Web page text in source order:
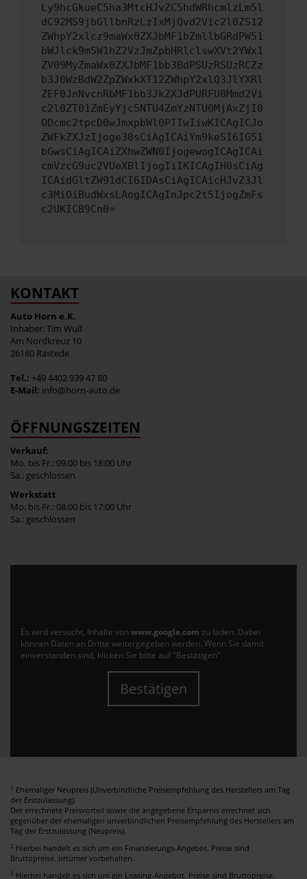
Ly9hcGkueC5ha3MtcHJvZC5hdWRhcmlzLm5l
dC92MS9jbGllbnRzLzIxMjQvd2Vic2l0ZS12
ZWhpY2xlcz9maWx0ZXJbMF1bZmllbGRdPW51
bWJlck9mSW1hZ2VzJmZpbHRlclswXVt2YWx1
ZV09MyZmaWx0ZXJbMF1bb3BdPSUzRSUzRCZz
b3J0WzBdW2ZpZWxkXT12ZWhpY2xlQ3JlYXRl
ZEF0JnNvcnRbMF1bb3JkZXJdPURFU0Mmd2Vi
c2l0ZT01ZmEyYjc5NTU4ZmYzNTU0MjAxZjI0
ODcmc2tpcD0wJmxpbWl0PTIwIiwKICAgICJo
ZWFkZXJzIjoge30sCiAgICAiYm9keSI6IG51
bGwsCiAgICAiZXhwZWN0IjogewogICAgICAi
cmVzcG9uc2VUeXBlIjogIiIKICAgIH0sCiAg
ICAidGltZW91dCI6IDAsCiAgICAicHJvZ3Jl
c3MiOiBudWxsLAogICAgInJpc2t5IjogZmFs
c2UKICB9Cn0=
KONTAKT
Auto Horn e.K.
Inhaber: Tim Wulf
Am Nordkreuz 10
26180 Rastede
Tel.: +49 4402 939 47 80
E-Mail: info@horn-auto.de
ÖFFNUNGSZEITEN
Verkauf:
Mo. bis Fr.: 09:00 bis 18:00 Uhr
Sa.: geschlossen
Werkstatt
Mo. bis Fr.: 08:00 bis 17:00 Uhr
Sa.: geschlossen
Es wird versucht, Inhalte von www.google.com zu laden. Dabei
können Daten an Dritte weitergegeben werden. Wenn Sie damit
einverstanden sind, klicken Sie bitte auf "Bestätigen".
Bestätigen
1 Ehemaliger Neupreis (Unverbindliche Preisempfehlung des Herstellers am Tag
der Erstzulassung).
Der errechnete Preisvorteil sowie die angegebene Ersparnis errechnet sich
gegenüber der ehemaligen unverbindlichen Preisempfehlung des Herstellers am
Tag der Erstzulassung (Neupreis).
2 Hierbei handelt es sich um ein Finanzierungs-Angebot. Preise sind
Bruttopreise. Irrtümer vorbehalten.
3 Hierbei handelt es sich um ein Leasing-Angebot. Preise sind Bruttopreise.